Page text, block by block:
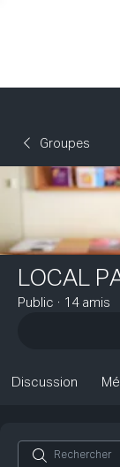
Groupes
LOCAL
Public · 14 amis
Discussion